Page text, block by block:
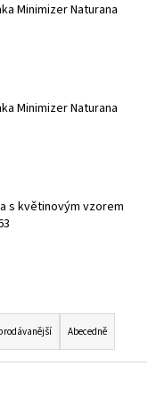
Minimizer Naturana
Minimizer Naturana
s květinovým vzorem
Abecedně